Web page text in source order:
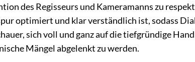
des Regisseurs und Kameramanns zu
optimiert und klar verständlich ist, sodass
sich voll und ganz auf die tiefgründige
Mängel abgelenkt zu werden.